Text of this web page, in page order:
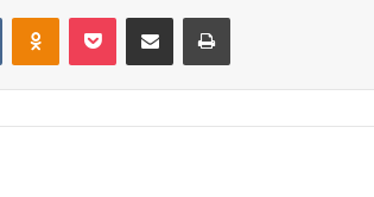
VKontakteOdnoklassniki
Pocket Share via Email Print